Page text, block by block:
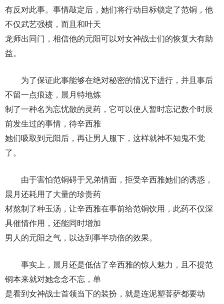
有反对此事。事情敲定后，她们将行动目标锁定了范铜，他
不仅武艺强横，而且和叶天
龙师出同门，相信他的元阳可以对女神战士们的恢复大有助
益。
为了保证此事能够在绝对秘密的情况下进行，并且事后
不留一点痕迹，晨月特地炼
制了一种名为忘忧散的灵药，它可以使人暂时忘记数个时辰
前发生过的事情，待辛西雅
她们吸取到元阳后，再让男人服下，这样就神不知鬼不觉
了。
由于害怕范铜碍于兄弟情面，拒受辛西雅她们的诱惑，
晨月还耗用了大量的珍贵药
材熬制了种玉汤，让辛西雅在事前给范铜饮用，此药不仅深
具催情作用，还能同时增加
男人的元阳之气，以达到事半功倍的效果。
事实上，晨月还是低估了辛西雅的惊人魅力，且不提范
铜本来就对她念念不忘，单
是看到女神战士首领当下的装扮，就是连泥塑菩萨都要动